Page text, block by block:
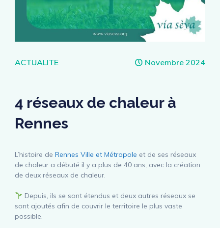
Catégories
ACTUALITE Novembre 2024
4 réseaux de chaleur à
Rennes
L’histoire de Rennes Ville et Métropole et de ses réseaux
de chaleur a débuté il y a plus de 40 ans, avec la création
de deux réseaux de chaleur.
Depuis, ils se sont étendus et deux autres réseaux se
sont ajoutés afin de couvrir le territoire le plus vaste
possible.